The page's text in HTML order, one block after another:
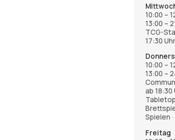
10:00 –
13:00 –
TCG-
17:30 Uhr
10:00 –
13:00 –
ab 18:30
Tabletop
Spielen
Freitag